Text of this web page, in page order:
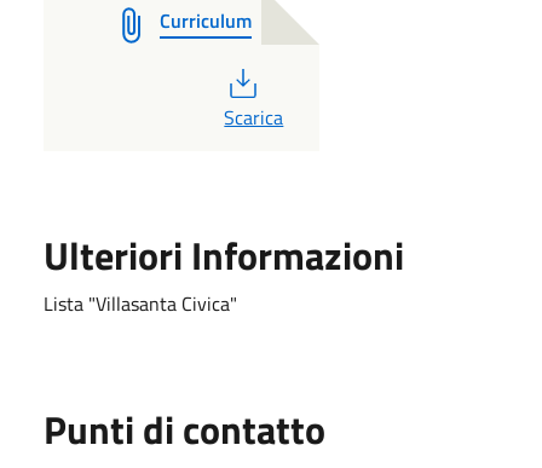
Curriculum
PDF
Scarica
Ulteriori Informazioni
Lista "Villasanta Civica"
Punti di contatto